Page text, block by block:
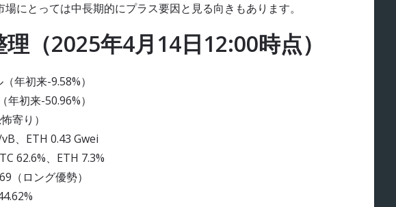
にとっては中長期的にプラス要因と見る向きもあります。
（2025年4月14日12:00時点）
年初来-9.58%）
年初来-50.96%）
寄り）
、ETH 0.43 Gwei
62.6%、ETH 7.3%
（ロング優勢）